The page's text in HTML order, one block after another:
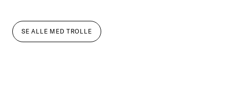
SE ALLE MED TROLLE